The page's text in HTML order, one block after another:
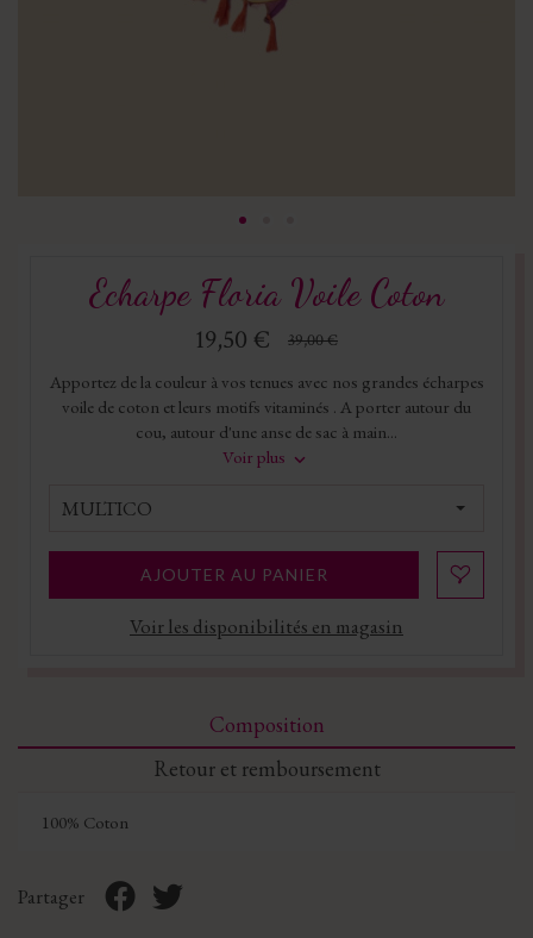
Echarpe Floria Voile Coton
19,50 € 39,00 €
Apportez de la couleur à vos tenues avec nos grandes écharpes
voile de coton et leurs motifs vitaminés . A porter autour du
cou, autour d'une anse de sac à main...
Voir plus
MULTICO
AJOUTER AU PANIER
Voir les disponibilités en magasin
Composition
Retour et remboursement
100% Coton
Partager